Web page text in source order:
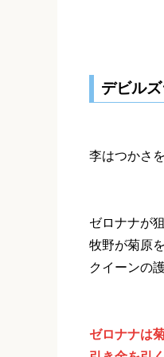
デビル
李はつかさ
ゼロナナが
牧野が菊原
クイーンの
ゼロナナは